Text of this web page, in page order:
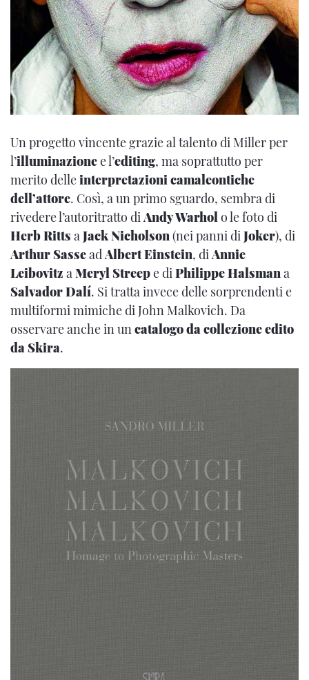
Un progetto vincente grazie al talento di Miller per
l’illuminazionee l’editing, ma soprattutto per
merito delleinterpretazioni camaleontiche
dell’attore. Così, a un primo sguardo, sembra di
rivedere l’autoritratto di Andy Warhol o le foto di
Herb Ritts a Jack Nicholson (nei panni di Joker), di
Arthur Sassead Albert Einstein, di Annie
Leibovitz a Meryl Streepe di Philippe Halsman a
Salvador Dalí. Si tratta invece delle sorprendenti e
multiformi mimiche di John Malkovich. Da
osservare anche in un catalogo da collezione edito
da Skira.